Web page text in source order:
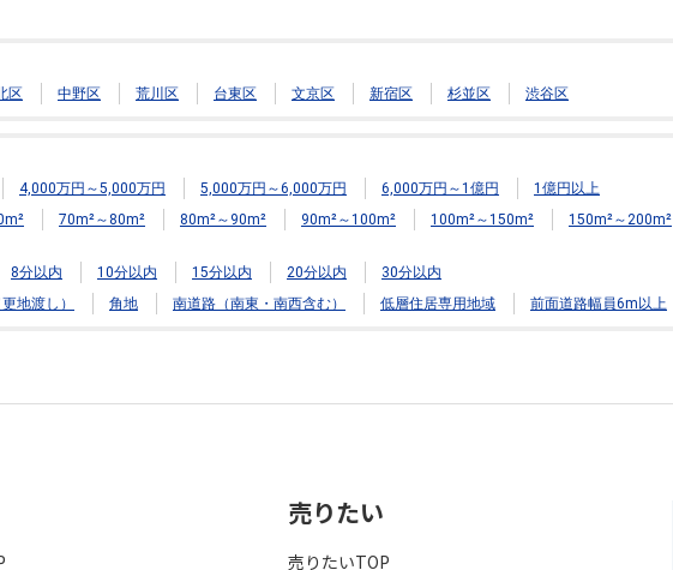
区 中野区 荒川区 台東区 文京区 新宿区 杉並区 渋谷区
4,000万円～5,000万円 5,000万円～6,000万円 6,000万円～1億円
1億円以上
70m²～80m² 80m²～90m² 90m²～100m² 100m²～150m² 150m²～200m²
8分以内 10分以内 15分以内 20分以内
30分以内
地渡し） 角地 南道路（南東・南西含む） 低層住居専用地域 前面道路幅員6m以上
売りたい
売りたいTOP